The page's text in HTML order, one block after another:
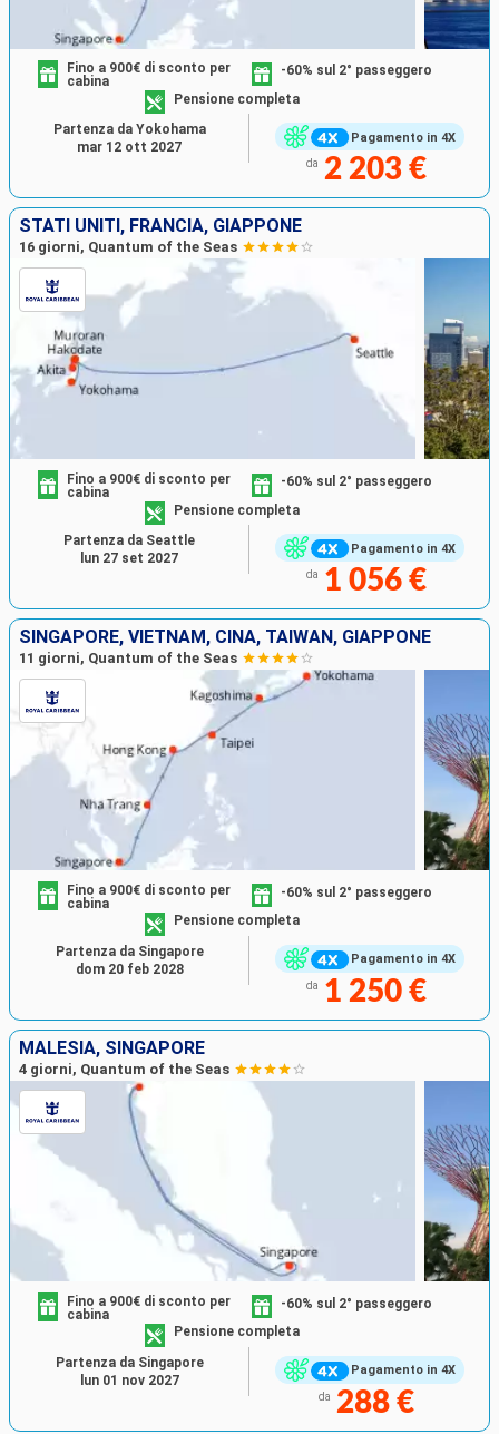
Pagamento in 4X
Fino a 900€ di sconto per
cabina
-60% sul 2° passeggero
Pensione completa
da 2 203 €
Partenza da Yokohama
mar 12 ott 2027
STATI UNITI, FRANCIA, GIAPPONE
16 giorni, Quantum of the Seas
Pagamento in 4X
Fino a 900€ di sconto per
cabina
-60% sul 2° passeggero
Pensione completa
da 1 056 €
Partenza da Seattle
lun 27 set 2027
SINGAPORE, VIETNAM, CINA, TAIWAN, GIAPPONE
11 giorni, Quantum of the Seas
Pagamento in 4X
Fino a 900€ di sconto per
cabina
-60% sul 2° passeggero
Pensione completa
da 1 250 €
Partenza da Singapore
dom 20 feb 2028
MALESIA, SINGAPORE
4 giorni, Quantum of the Seas
Pagamento in 4X
Fino a 900€ di sconto per
cabina
-60% sul 2° passeggero
Pensione completa
da 288 €
Partenza da Singapore
lun 01 nov 2027